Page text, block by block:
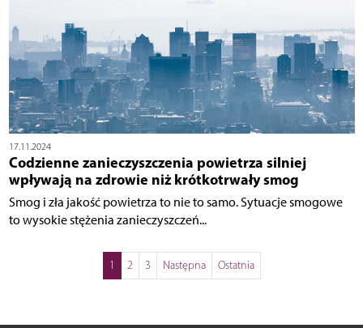
17.11.2024
Codzienne zanieczyszczenia powietrza silniej
wpływają na zdrowie niż krótkotrwały smog
Smog i zła jakość powietrza to nie to samo. Sytuacje smogowe
to wysokie stężenia zanieczyszczeń...
1 2 3 Następna Ostatnia